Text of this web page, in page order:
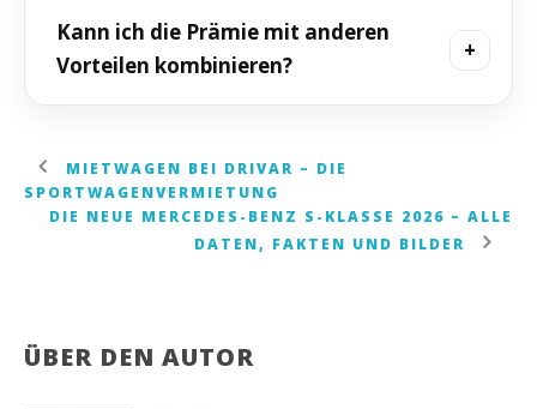
Danach ist eine Verschärfung hin zu
realitätsnäheren CO₂-Werten in Prüfung.
Ja. Das Fahrzeug muss 36 Monate gehalten
werden – beim Kauf wie beim Leasing. Das
Kann ich die Prämie mit anderen
Vorteilen kombinieren?
Steuerbefreiung für E-Autos (bis 2035).
Regionale Lade-/Wallbox-Förderungen können
zusätzlich greifen – prüfe die Bedingungen im
MIETWAGEN BEI DRIVAR – DIE
SPORTWAGENVERMIETUNG
DIE NEUE MERCEDES-BENZ S-KLASSE 2026 – ALLE
DATEN, FAKTEN UND BILDER
ÜBER DEN AUTOR